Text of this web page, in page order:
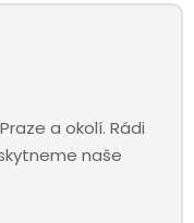
a okolí. Rádi
naše